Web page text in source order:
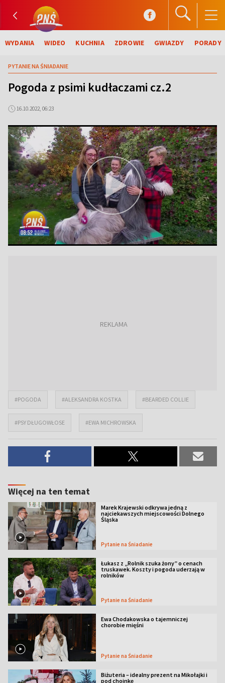
WYDANIA WIDEO KUCHNIA ZDROWIE GWIAZDY PORADY
PYTANIE NA ŚNIADANIE
Pogoda z psimi kudłaczami cz.2
16.10.2022, 06:23
#POGODA #ALEKSANDRA KOSTKA #BEARDED COLLIE
#PSY DŁUGOWŁOSE #EWA MICHROWSKA
Więcej na ten temat
Marek Krajewski odkrywa jedną z
najciekawszych miejscowości Dolnego
Śląska
Pytanie na Śniadanie
Łukasz z „Rolnik szuka żony” o cenach
truskawek. Koszty i pogoda uderzają w
rolników
Pytanie na Śniadanie
Ewa Chodakowska o tajemniczej
chorobie mięśni
Pytanie na Śniadanie
Biżuteria – idealny prezent na Mikołajki i
pod choinkę